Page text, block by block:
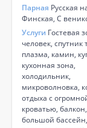
Парная Русская
Финская, С
Услуги Гостевая
человек, спутник
плазма, камин,
кухонная зона,
холодильник,
микроволновка,
отдыха с
кроватью,
большой